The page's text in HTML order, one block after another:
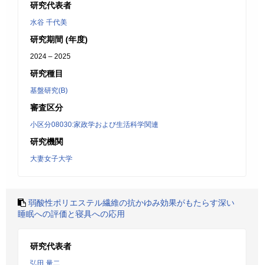
研究代表者
水谷 千代美
研究期間 (年度)
2024 – 2025
研究種目
基盤研究(B)
審査区分
小区分08030:家政学および生活科学関連
研究機関
大妻女子大学
弱酸性ポリエステル繊維の抗かゆみ効果がもたらす深い
睡眠への評価と寝具への応用
研究代表者
弘田 量二